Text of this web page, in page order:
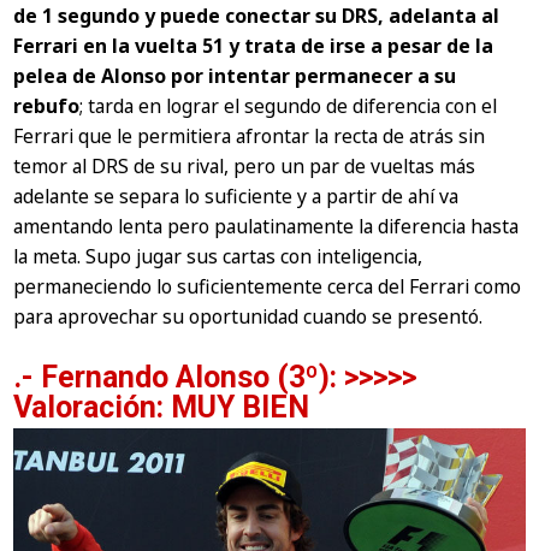
de 1 segundo y puede conectar su DRS, adelanta al
Ferrari en la vuelta 51 y trata de irse a pesar de la
pelea de Alonso por intentar permanecer a su
rebufo; tarda en lograr el segundo de diferencia con el
Ferrari que le permitiera afrontar la recta de atrás sin
temor al DRS de su rival, pero un par de vueltas más
adelante se separa lo suficiente y a partir de ahí va
amentando lenta pero paulatinamente la diferencia hasta
la meta. Supo jugar sus cartas con inteligencia,
permaneciendo lo suficientemente cerca del Ferrari como
para aprovechar su oportunidad cuando se presentó.
.- Fernando Alonso (3º): >>>>>
Valoración: MUY BIEN